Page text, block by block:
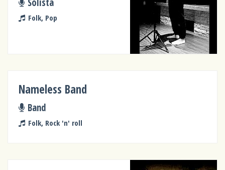
Folk, Pop
Nameless Band
Band
Folk, Rock 'n' roll